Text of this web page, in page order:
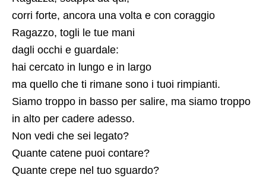
corri forte, ancora una volta e con coraggio
Ragazzo, togli le tue mani
dagli occhi e guardale:
hai cercato in lungo e in largo
ma quello che ti rimane sono i tuoi rimpianti.
Siamo troppo in basso per salire, ma siamo troppo
in alto per cadere adesso.
Non vedi che sei legato?
Quante catene puoi contare?
Quante crepe nel tuo sguardo?